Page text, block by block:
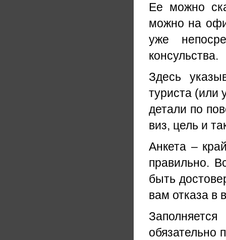
Ее можно
можно на
уже
консульства.
Здесь
туриста (или
детали по
виз, цель и
Анкета –
правильно.
быть
вам отказа в
обязательно